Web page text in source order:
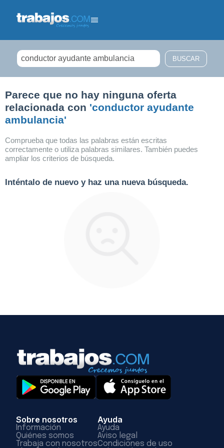
Parece que no hay ninguna oferta
relacionada con 'conductor ayudante
ambulancia'
Comprueba que todas las palabras están escritas
correctamente o utiliza palabras similares. También puedes
ampliar los criterios de búsqueda.
Inténtalo de nuevo y haz una nueva búsqueda.
Sobre nosotros
Información
Quiénes somos
Trabaja con nosotros
Ayuda
Ayuda
Aviso legal
Condiciones de uso